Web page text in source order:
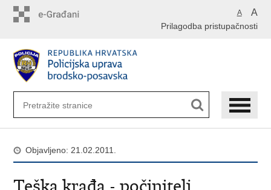
A A
Prilagodba pristupačnosti
Objavljeno: 21.02.2011.